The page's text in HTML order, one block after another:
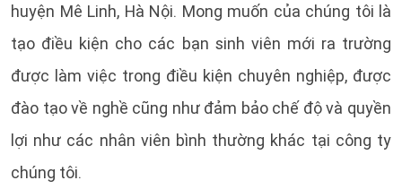
huyện Mê Linh, Hà Nội. Mong muốn của chúng tôi là
tạo điều kiện cho các bạn sinh viên mới ra trường
được làm việc trong điều kiện chuyên nghiệp, được
đào tạo về nghề cũng như đảm bảo chế độ và quyền
lợi như các nhân viên bình thường khác tại công ty
chúng tôi.